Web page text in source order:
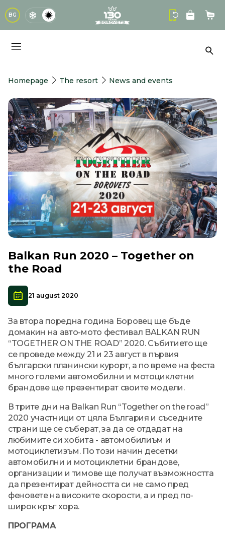
BG logo
Homepage The resort News and events
Balkan Run 2020 – Together on
the Road
21 august 2020
За втора поредна година Боровец ще бъде
домакин на авто-мото фестивал BALKAN RUN
“TOGETHER ON THE ROAD” 2020. Събитието ще
се проведе между 21 и 23 август в първия
български планински курорт, а по време на феста
много големи автомобилни и мотоциклетни
брандове ще презентират своите модели.
В трите дни на Balkan Run “Together on the road”
2020 участници от цяла България и съседните
страни ще се съберат, за да се отдадат на
любимите си хобита - автомобилиъм и
мотоциклетизъм. По този начин десетки
автомобилни и мотоциклетни брандове,
организации и тимове ще получат възможността
да презентират дейността си не само пред
феновете на високите скорости, а и пред по-
широк кръг хора.
ПРОГРАМА